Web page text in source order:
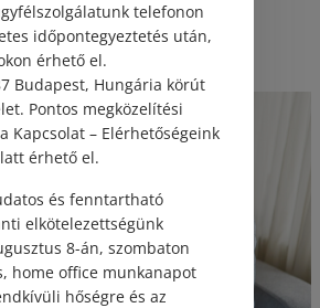
jogi hírek
telefonon
időpontegyeztetés után,
érhető el.
Budapest, Hungária körút
Pontos megközelítési
Kapcsolat – Elérhetőségeink
érhető el.
és fenntartható
elkötelezettségünk
8-án, szombaton
home office munkanapot
hőségre és az